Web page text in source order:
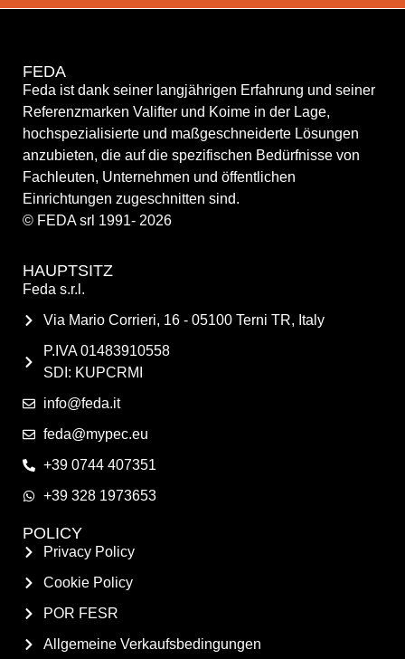
FEDA
Feda ist dank seiner langjährigen Erfahrung und seiner
Referenzmarken Valifter und Koime in der Lage,
hochspezialisierte und maßgeschneiderte Lösungen
anzubieten, die auf die spezifischen Bedürfnisse von
Fachleuten, Unternehmen und öffentlichen
Einrichtungen zugeschnitten sind.
© FEDA srl 1991- 2026
HAUPTSITZ
Feda s.r.l.
Via Mario Corrieri, 16 - 05100 Terni TR, Italy
P.IVA 01483910558
SDI: KUPCRMI
info@feda.it
feda@mypec.eu
+39 0744 407351
+39 328 1973653
POLICY
Privacy Policy
Cookie Policy
POR FESR
Allgemeine Verkaufsbedingungen